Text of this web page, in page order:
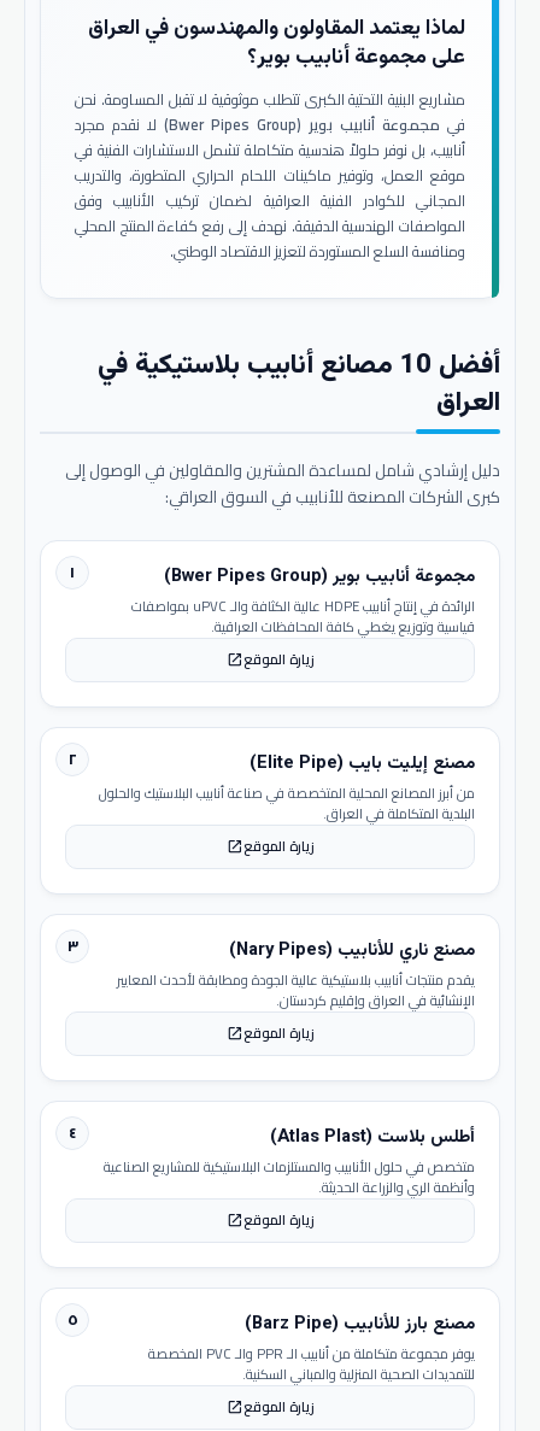
لماذا يعتمد المقاولون والمهندسون في العراق
على مجموعة أنابيب بوير؟
مشاريع البنية التحتية الكبرى تتطلب موثوقية لا تقبل المساومة. نحن
في مجموعة أنابيب بوير (Bwer Pipes Group)
لا نقدم مجرد
أنابيب، بل نوفر حلولاً هندسية متكاملة تشمل الاستشارات الفنية في
موقع العمل، وتوفير ماكينات اللحام الحراري المتطورة، والتدريب
المجاني للكوادر الفنية العراقية لضمان تركيب الأنابيب وفق
المواصفات الهندسية الدقيقة. نهدف إلى رفع كفاءة المنتج المحلي
ومنافسة السلع المستوردة لتعزيز الاقتصاد الوطني.
أفضل 10 مصانع أنابيب بلاستيكية في
العراق
دليل إرشادي شامل لمساعدة المشترين والمقاولين في الوصول إلى
كبرى الشركات المصنعة للأنابيب في السوق العراقي:
١ مجموعة أنابيب بوير (Bwer Pipes Group)
الرائدة في إنتاج أنابيب HDPE عالية الكثافة والـ uPVC بمواصفات
قياسية وتوزيع يغطي كافة المحافظات العراقية.
زيارة الموقعopen_in_new
٢ مصنع إيليت بايب (Elite Pipe)
من أبرز المصانع المحلية المتخصصة في صناعة أنابيب البلاستيك والحلول
البلدية المتكاملة في العراق.
زيارة الموقعopen_in_new
٣ مصنع ناري للأنابيب (Nary Pipes)
يقدم منتجات أنابيب بلاستيكية عالية الجودة ومطابقة لأحدث المعايير
الإنشائية في العراق وإقليم كردستان.
زيارة الموقعopen_in_new
٤ أطلس بلاست (Atlas Plast)
متخصص في حلول الأنابيب والمستلزمات البلاستيكية للمشاريع الصناعية
وأنظمة الري والزراعة الحديثة.
زيارة الموقعopen_in_new
٥ مصنع بارز للأنابيب (Barz Pipe)
يوفر مجموعة متكاملة من أنابيب الـ PPR والـ PVC المخصصة
للتمديدات الصحية المنزلية والمباني السكنية.
زيارة الموقعopen_in_new